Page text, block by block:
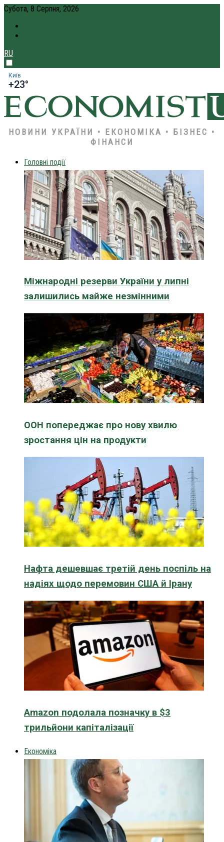
Субота, 8 Серпня, 2026
RU
Київ
+23°
НОВИНИ УКРАЇНИ • ЕКОНОМІКА • БІЗНЕС •
ФІНАНСИ
Головні події
Міжнародні резерви України у липні
залишились майже незмінними
ООН попереджає про нову хвилю
зростання цін на продукти
Нафта дешевшає третій день поспіль на
надіях щодо перемовин США й Ірану
Amazon подолала позначку в $3
трильйони капіталізації
Економіка